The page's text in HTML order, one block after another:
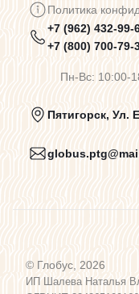
Предупреждения о
Политика
Пользовательское
Программа
Политика
+7 (962) 432-99-
+7 (800) 700-79-
Пн-Вс: 10:00-
Пятигорск, Ул.
© Глобус, 2026
ИП Шалева Наталья